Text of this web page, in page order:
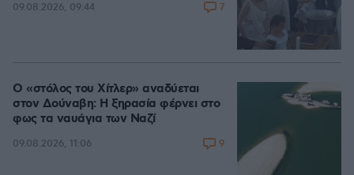
09.08.2026, 09:44 7
Ο «στόλος του Χίτλερ» αναδύεται
στον Δούναβη: Η ξηρασία φέρνει στο
φως τα ναυάγια των Ναζί
09.08.2026, 11:06 9